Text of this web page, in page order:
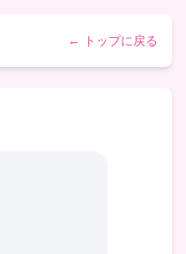
← トップに戻る